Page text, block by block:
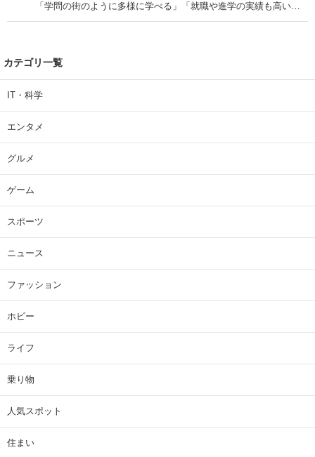
「学問の街のように多様に学べる」「就職や進学の実績も高い」
| 大学 ねとらぼリサーチ
カテゴリ一覧
IT・科学
エンタメ
グルメ
ゲーム
スポーツ
ニュース
ファッション
ホビー
ライフ
乗り物
人気スポット
住まい